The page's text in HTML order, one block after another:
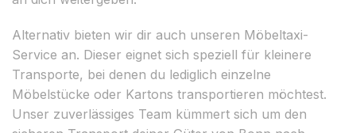
Alternativ bieten wir dir auch unseren Möbeltaxi-
Service an. Dieser eignet sich speziell für kleinere
Transporte, bei denen du lediglich einzelne
Möbelstücke oder Kartons transportieren möchtest.
Unser zuverlässiges Team kümmert sich um den